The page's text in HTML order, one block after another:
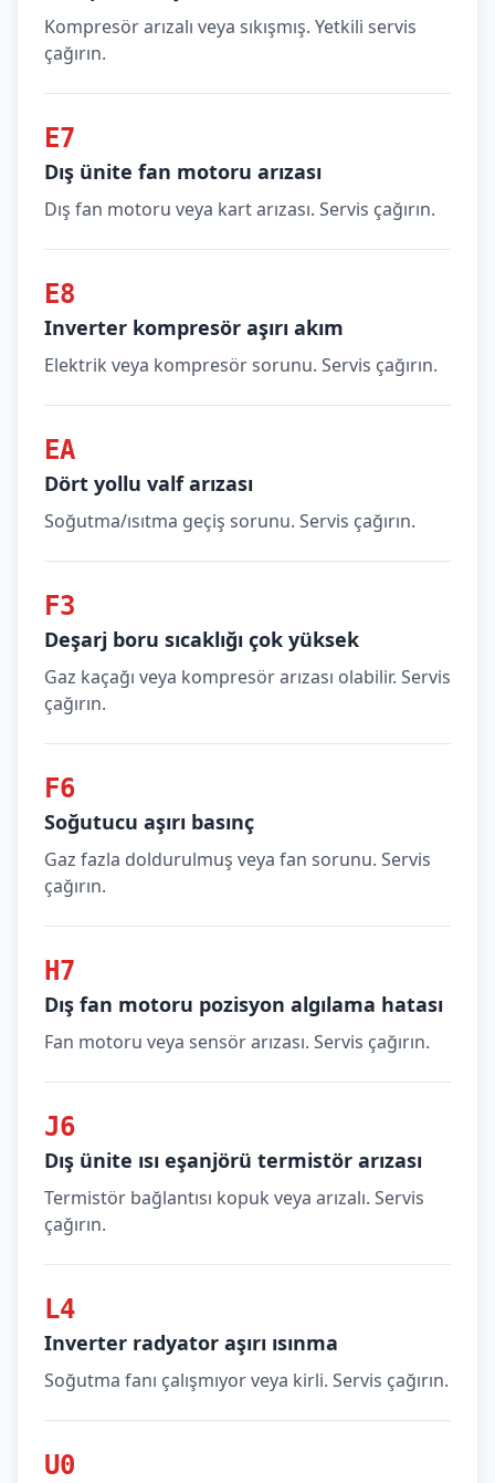
Kompresör arızalı veya sıkışmış. Yetkili servis
çağırın.
E7
Dış ünite fan motoru arızası
Dış fan motoru veya kart arızası. Servis çağırın.
E8
Inverter kompresör aşırı akım
Elektrik veya kompresör sorunu. Servis çağırın.
EA
Dört yollu valf arızası
Soğutma/ısıtma geçiş sorunu. Servis çağırın.
F3
Deşarj boru sıcaklığı çok yüksek
Gaz kaçağı veya kompresör arızası olabilir. Servis
çağırın.
F6
Soğutucu aşırı basınç
Gaz fazla doldurulmuş veya fan sorunu. Servis
çağırın.
H7
Dış fan motoru pozisyon algılama hatası
Fan motoru veya sensör arızası. Servis çağırın.
J6
Dış ünite ısı eşanjörü termistör arızası
Termistör bağlantısı kopuk veya arızalı. Servis
çağırın.
L4
Inverter radyator aşırı ısınma
Soğutma fanı çalışmıyor veya kirli. Servis çağırın.
U0